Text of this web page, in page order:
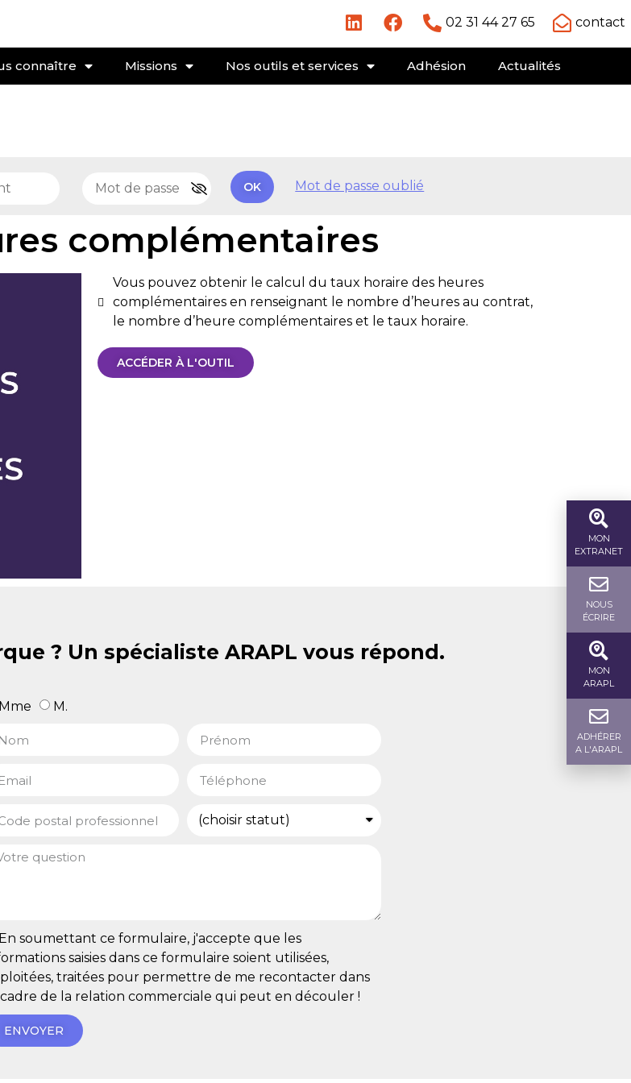
02 31 44 27 65 contact
connaître Missions Nos outils et services Adhésion Actualités
OK Mot de passe oublié
complémentaires
Vous pouvez obtenir le calcul du taux horaire des heures
complémentaires en renseignant le nombre d’heures au contrat,
le nombre d’heure complémentaires et le taux horaire.
ACCÉDER À L'OUTIL
? Un spécialiste ARAPL vous répond.
Mme M.
En soumettant ce formulaire, j'accepte que les
saisies dans ce formulaire soient utilisées,
traitées pour permettre de me recontacter dans
cadre de la relation commerciale qui peut en découler !
ENVOYER
MON
EXTRANET
NOUS
ÉCRIRE
MON
ARAPL
ADHÉRER
A L'ARAPL